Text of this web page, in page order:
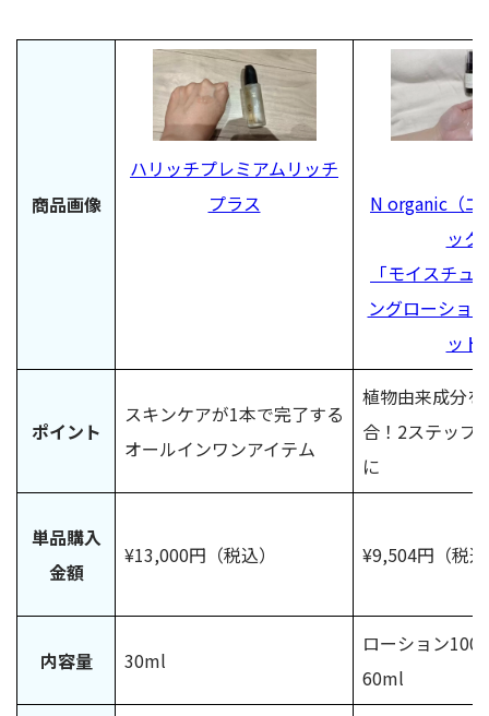
商品画像
ハリッチプレミアムリッチ
プラス
N organic（エ
ック
「モイスチュ
ングローショ
ット
ポイント
スキンケアが1本で完了する
オールインワンアイテム
植物由来成分
合！2ステップ
に
単品購入
金額
¥13,000円（税込） ¥9,504円（税
内容量 30ml
ローション
60ml